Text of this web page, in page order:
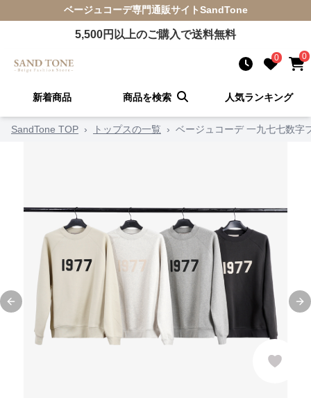
ベージュコーデ専門通販サイトSandTone
5,500円以上のご購入で送料無料
0 0
新着商品 商品を検索 人気ランキング
SandTone TOP › トップスの一覧 › ベージュコーデ 一九七七数字
Previous slide